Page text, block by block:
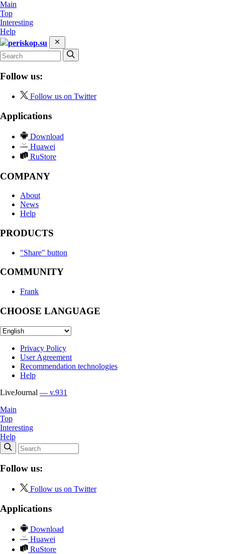
Main
Top
Interesting
Help
periskop.su
Follow us:
Follow us on Twitter
Applications
Download
Huawei
RuStore
COMPANY
About
News
Help
PRODUCTS
"Share" button
COMMUNITY
Frank
CHOOSE LANGUAGE
Privacy Policy
User Agreement
Recommendation technologies
Help
LiveJournal — v.931
Main
Top
Interesting
Help
Follow us:
Follow us on Twitter
Applications
Download
Huawei
RuStore